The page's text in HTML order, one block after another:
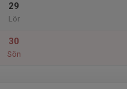
29
Lör
30
Sön